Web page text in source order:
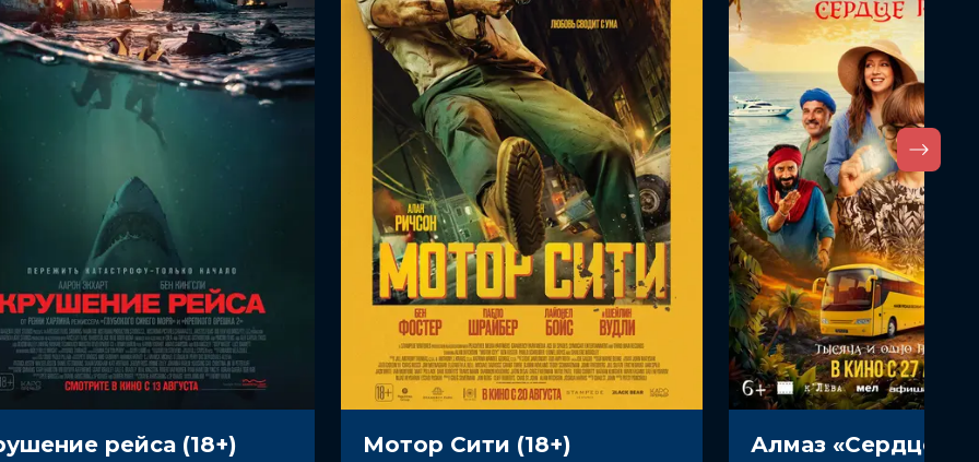
рейса (18+) Мотор Сити (18+)